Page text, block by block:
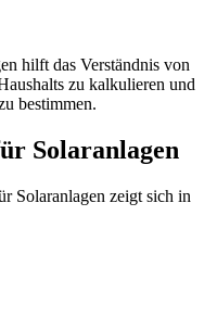
hilft das Verständnis von
zu kalkulieren und
bestimmen.
Solaranlagen
Solaranlagen zeigt sich in